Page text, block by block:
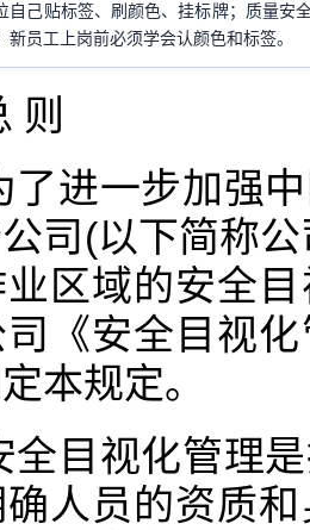
自己贴标签、刷颜色、挂标牌；质量安
新员工上岗前必须学会认颜色和标签。
则
了进一步加强
司(以下简称
区域的安全
《安全目视
本规定。
全目视化管理
人员的资质